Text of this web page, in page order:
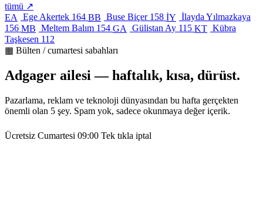
tümü ↗
EA
Ege Akertek 164 BB Buse Biçer 158 İY İlayda Yılmazkaya
156 MB Meltem Balım 154 GA Gülistan Ay 115 KT Kübra
Taşkesen 112
▦ Bülten / cumartesi sabahları
Adgager ailesi — haftalık, kısa, dürüst.
Pazarlama, reklam ve teknoloji dünyasından bu hafta gerçekten
önemli olan 5 şey. Spam yok, sadece okunmaya değer içerik.
Ücretsiz Cumartesi 09:00 Tek tıkla iptal